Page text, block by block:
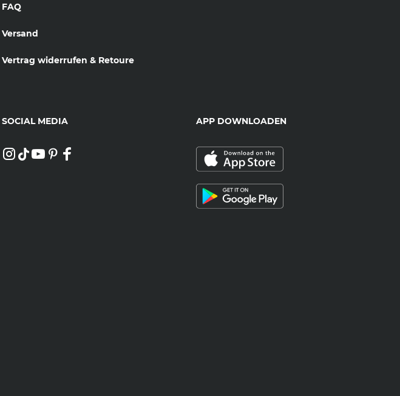
FAQ
Versand
Vertrag widerrufen & Retoure
SOCIAL MEDIA APP DOWNLOADEN